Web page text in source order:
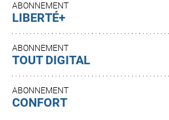
ABONNEMENT
LIBERTÉ+
ABONNEMENT
TOUT DIGITAL
ABONNEMENT
CONFORT